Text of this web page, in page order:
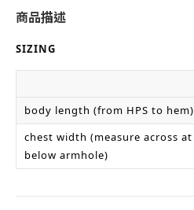
商品描述
SIZING
body length (from HPS to hem)
chest width (measure across at
below armhole)